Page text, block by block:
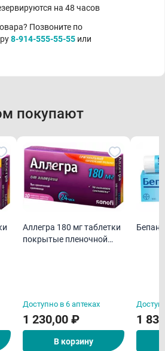
на 48 часов
Позвоните по
8-914-555-55-55 или
покупают
Аллегра 180 мг таблетки
покрытые пленочной
Доступно в 6 аптеках
1 230,00 ₽
В корзину
1